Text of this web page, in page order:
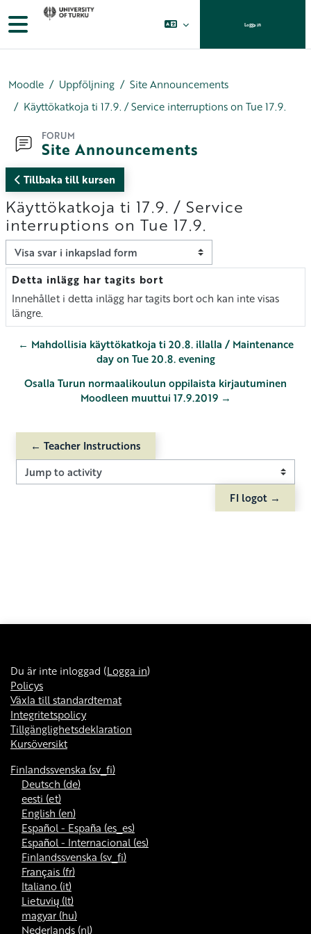
Gå direkt till huvudinnehåll
Sidopanel Logga in
Moodle Uppföljning
Site Announcements
Käyttökatkoja ti 17.9. / Service interruptions on Tue 17.9.
FORUM
Site Announcements
Tillbaka till kursen
Käyttökatkoja ti 17.9. / Service
interruptions on Tue 17.9.
Visningsläge
Detta inlägg har tagits bort
Antal svar: 0
Innehållet i detta inlägg har tagits bort och kan inte visas
längre.
← Mahdollisia käyttökatkoja ti 20.8. illalla / Maintenance
day on Tue 20.8. evening
Osalla Turun normaalikoulun oppilaista kirjautuminen
Moodleen muuttui 17.9.2019 →
← Teacher Instructions
Jump to activity
FI logot →
Du är inte inloggad (Logga in)
Policys
Växla till standardtemat
Integritetspolicy
Tillgänglighetsdeklaration
Kursöversikt
Finlandssvenska ‎(sv_fi)‎
Deutsch ‎(de)‎
eesti ‎(et)‎
English ‎(en)‎
Español - España ‎(es_es)‎
Español - Internacional ‎(es)‎
Finlandssvenska ‎(sv_fi)‎
Français ‎(fr)‎
Italiano ‎(it)‎
Lietuvių ‎(lt)‎
magyar ‎(hu)‎
Nederlands ‎(nl)‎